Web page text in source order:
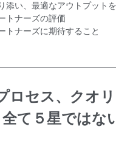
添い、最適なアウトプット
トナーズの評価
トナーズに期待すること
ロセス、クオ
全て５星ではな